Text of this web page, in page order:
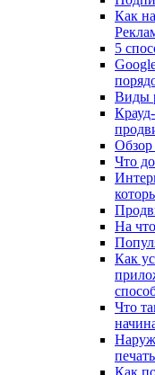
Как
5
Виды
Обзор
Что
На
Как
Что
Как